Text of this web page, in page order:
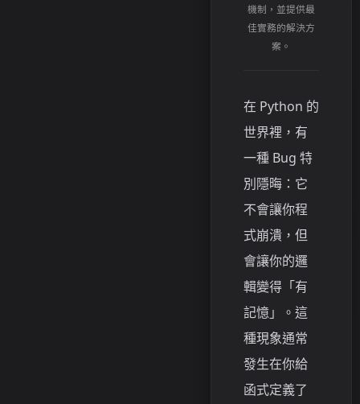
機制，並提供最
佳實務的解決方
案。
在 Python 的
世界裡，有
一種 Bug 特
別隱晦：它
不會讓你程
式崩潰，但
會讓你的邏
輯變得「有
記憶」。這
種現象通常
發生在你給
函式定義了